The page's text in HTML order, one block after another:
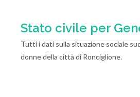
Stato civile per
Tutti i dati sulla situazione sociale
donne della città di Ronciglione.